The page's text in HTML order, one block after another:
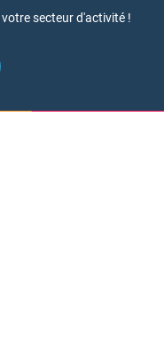
secteur d'activité !